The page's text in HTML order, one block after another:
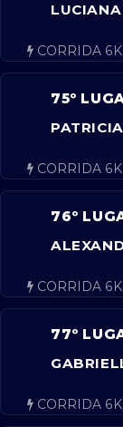
CORRIDA
75º
CORRIDA
76º
CORRIDA
77º
CORRIDA